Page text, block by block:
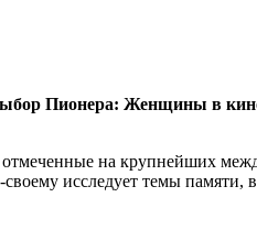
Пионера: Женщины в
на крупнейших
исследует темы памяти,